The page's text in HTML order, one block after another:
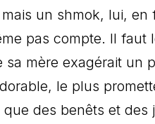
un shmok, lui, en
pas compte. Il faut
mère exagérait un
le plus
des benêts et des